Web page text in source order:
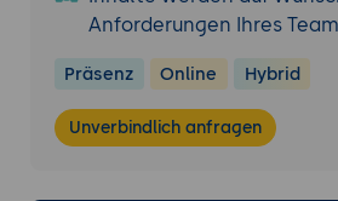
zur Sensibilisierung von
Sicherheitsrisiken.
Praktische Übung:
Implementierung einer
Sicherheitsrichtlinie
Anforderungen Ihres
Präsenz Online Hybrid
Unverbindlich anfragen